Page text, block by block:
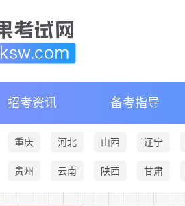
招考资讯 备考指导
重庆 河北 山西 辽宁
贵州 云南 陕西 甘肃